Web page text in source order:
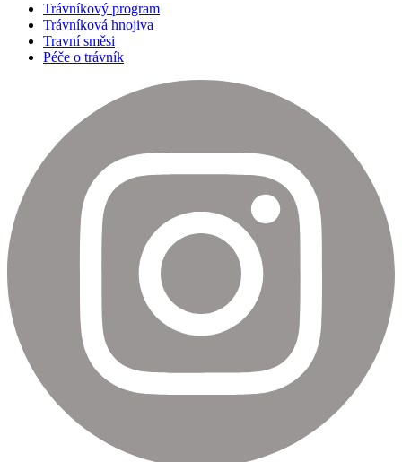
Trávníkový program
Trávníková hnojiva
Travní směsi
Péče o trávník